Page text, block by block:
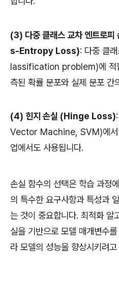
(3) 다중 클래스 교차 엔트
s-Entropy Loss): 다중 클
lassification problem)에 적
측된 확률 분포와 실제 분포 간
(4) 힌지 손실 (Hinge Loss)
Vector Machine, SVM)에서
업에서도 사용됩니다.
손실 함수의 선택은 학습 과정
의 특수한 요구사항과 특성과
는 것이 중요합니다. 최적화 알
실을 기반으로 모델 매개변수
라 모델의 성능을 향상시키려